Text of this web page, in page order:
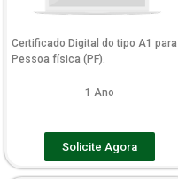
Certificado Digital do tipo A1 para
Pessoa física (PF).
1 Ano
Solicite Agora